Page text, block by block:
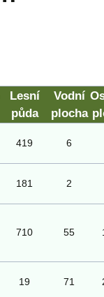
Lesní
půda
Vodní
plocha
419 6
181 2
710 55
19 71